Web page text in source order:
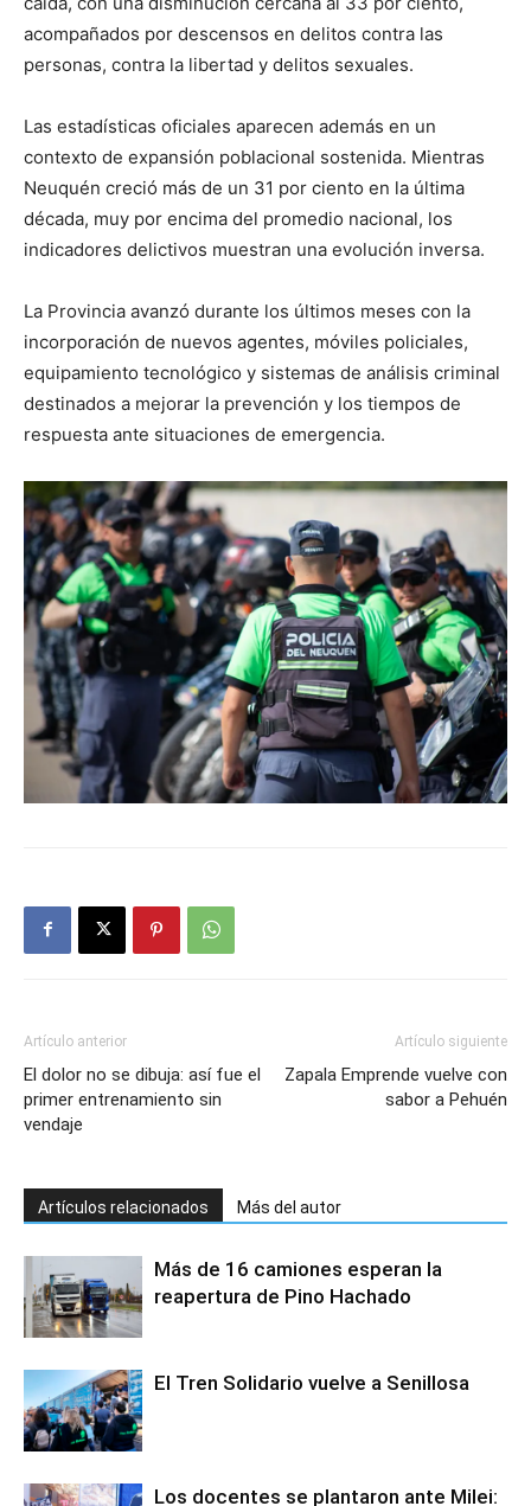
acompañados por descensos en delitos contra las
personas, contra la libertad y delitos sexuales.
Las estadísticas oficiales aparecen además en un
contexto de expansión poblacional sostenida. Mientras
Neuquén creció más de un 31 por ciento en la última
década, muy por encima del promedio nacional, los
indicadores delictivos muestran una evolución inversa.
La Provincia avanzó durante los últimos meses con la
incorporación de nuevos agentes, móviles policiales,
equipamiento tecnológico y sistemas de análisis criminal
destinados a mejorar la prevención y los tiempos de
respuesta ante situaciones de emergencia.
Artículo anterior
El dolor no se dibuja: así fue el
primer entrenamiento sin
vendaje
Artículo siguiente
Zapala Emprende vuelve con
sabor a Pehuén
Artículos relacionados Más del autor
Más de 16 camiones esperan la
reapertura de Pino Hachado
El Tren Solidario vuelve a Senillosa
Los docentes se plantaron ante Milei: